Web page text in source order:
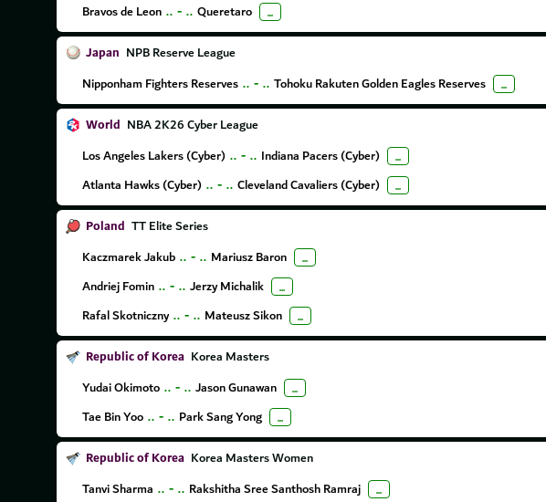
Bravos de Leon .. - .. Queretaro ...
Japan NPB Reserve League
Nipponham Fighters Reserves .. - .. Tohoku Rakuten Golden Eagles Reserves ...
World NBA 2K26 Cyber League
Los Angeles Lakers (Cyber) .. - .. Indiana Pacers (Cyber) ...
Atlanta Hawks (Cyber) .. - .. Cleveland Cavaliers (Cyber) ...
Poland TT Elite Series
Kaczmarek Jakub .. - .. Mariusz Baron ...
Andriej Fomin .. - .. Jerzy Michalik ...
Rafal Skotniczny .. - .. Mateusz Sikon ...
Republic of Korea Korea Masters
Yudai Okimoto .. - .. Jason Gunawan ...
Tae Bin Yoo .. - .. Park Sang Yong ...
Republic of Korea Korea Masters Women
Tanvi Sharma .. - .. Rakshitha Sree Santhosh Ramraj ...